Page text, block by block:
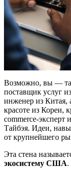
Возможно, вы —
поставщик услуг
инженер из Китая,
красоте из Кореи,
commerce-эксперт
Тайбэя. Идеи,
от крупнейшего
Эта стена
экосистему США.